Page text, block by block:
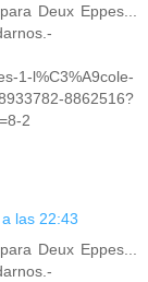
Deux Eppes...
1-l%C3%A9cole-
8862516?
2
las 22:43
Deux Eppes...